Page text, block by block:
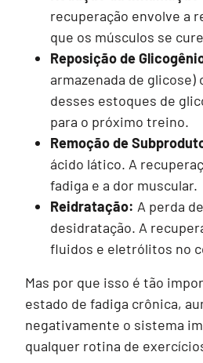
recuperação envolve a
que os músculos se
Reposição de
armazenada de
desses estoques de
para o próximo treino.
Remoção de
ácido lático. A
fadiga e a dor muscular.
Reidratação: A perda
desidratação. A
fluidos e eletrólitos no
Mas por que isso é tão
estado de fadiga crônica,
negativamente o sistema
qualquer rotina de